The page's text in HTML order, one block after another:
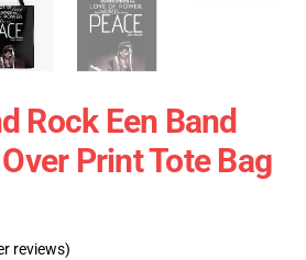
Rock Een Band
Print Tote Bag
reviews)